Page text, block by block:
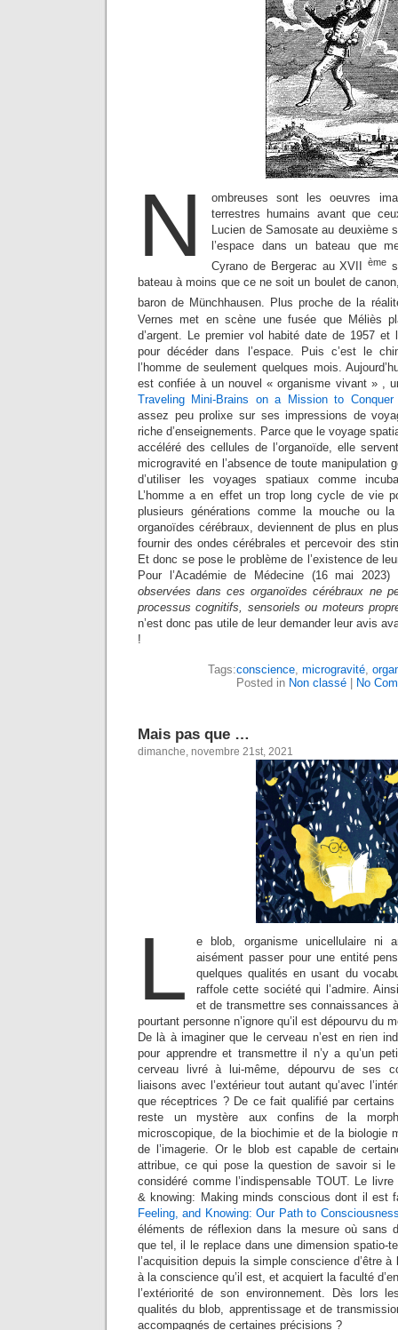
N
ombreuses sont les oeuvres
terrestres humains avant que
Lucien de Samosate au deuxième
l’espace dans un bateau que
Cyrano de Bergerac au XVIIème
bateau à moins que ce ne soit un boulet de
baron de Münchhausen. Plus proche de la
Vernes met en scène une fusée que Méliès
d’argent. Le premier vol habité date de 1957
pour décéder dans l’espace. Puis c’est le
l’homme de seulement quelques mois.
est confiée à un nouvel « organisme vivant » ,
Traveling Mini-Brains on a Mission to Conquer
assez peu prolixe sur ses impressions de
riche d’enseignements. Parce que le voyage
accéléré des cellules de l’organoïde, elle
microgravité en l’absence de toute manipulation
d’utiliser les voyages spatiaux comme
L’homme a en effet un trop long cycle de vie
plusieurs générations comme la mouche ou
organoïdes cérébraux, deviennent de plus en
fournir des ondes cérébrales et percevoir des
Et donc se pose le problème de l’existence de
Pour l’Académie de Médecine (16 mai
observées dans ces organoïdes cérébraux ne
processus cognitifs, sensoriels ou moteurs
n’est donc pas utile de leur demander leur avis
!
Tags:conscience microgravité
Posted in Non classé| No
Mais pas que …
dimanche, novembre 21st, 2021
L
e blob, organisme unicellulaire ni
aisément passer pour une entité
quelques qualités en usant du
raffole cette société qui l’admire.
et de transmettre ses connaissances
pourtant personne n’ignore qu’il est dépourvu du
De là à imaginer que le cerveau n’est en rien
pour apprendre et transmettre il n’y a qu’un
cerveau livré à lui-même, dépourvu de ses
liaisons avec l’extérieur tout autant qu’avec
que réceptrices ? De ce fait qualifié par
reste un mystère aux confins de la
microscopique, de la biochimie et de la biologie
de l’imagerie. Or le blob est capable de
attribue, ce qui pose la question de savoir si
considéré comme l’indispensable TOUT. Le livre
& knowing: Making minds conscious dont il est
Feeling, and Knowing: Our Path to
éléments de réflexion dans la mesure où sans
que tel, il le replace dans une dimension spatio-
l’acquisition depuis la simple conscience d’être
à la conscience qu’il est, et acquiert la faculté
l’extériorité de son environnement. Dès lors
qualités du blob, apprentissage et de
accompagnés de certaines précisions ?